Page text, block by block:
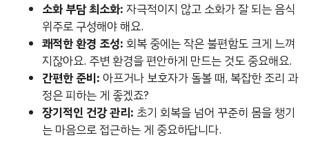
소화 부담 최소화: 자극적이지 않고 소화가 잘 되는 음식
위주로 구성해야 해요.
쾌적한 환경 조성: 회복 중에는 작은 불편함도 크게 느껴
지잖아요. 주변 환경을 편안하게 만드는 것도 중요해요.
간편한 준비: 아프거나 보호자가 돌볼 때, 복잡한 조리 과
정은 피하는 게 좋겠죠?
장기적인 건강 관리: 초기 회복을 넘어 꾸준히 몸을 챙기
는 마음으로 접근하는 게 중요하답니다.